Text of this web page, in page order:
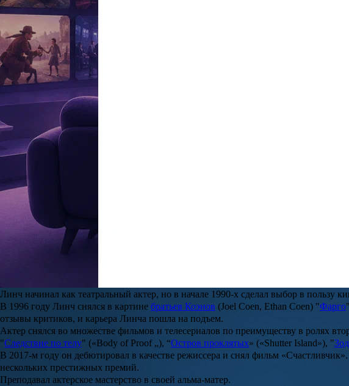
Промокоды Снежная Королева
Издательство Рекламодателям
Персоны
Джон Кэрролл Линч
John Carroll Lynch
Дата и место рождения:
Семейное положение:
Биография
Реклама
Американский актер.
Джон Кэрролл Линч
Париж в обмен на свободу: какая страшная и позорная участь на самом деле
Фильм «Жестокий романс» Эльдара Рязанова и сегодня вызывает споры, ведь
XIX веке становились содержанками состоятельных мужчин. Именно такой путь
Читать полностью
Он рос с братом и сестрой. Еще в школе, посмотрев постановку про «Камелот»,
Линч начинал как театральный актер, но в начале 1990-х сделал выбор в пользу
В 1996 году Линч снялся в картине братьев Коэнов (Joel Coen, Ethan Coen) "Фарго
отзывы критиков, и карьера Линча пошла на подъем.
Актер снялся во множестве фильмов и телесериалов по преимуществу в ролях
"Следствие по телу" («Body of Proof „), “Остров проклятых» («Shutter Island»), "
В 2017-м году он дебютировал в качестве режиссера и снял фильм «Счастливчик
нескольких престижных премий.
Преподавал актерское мастерство в своей альма-матер.